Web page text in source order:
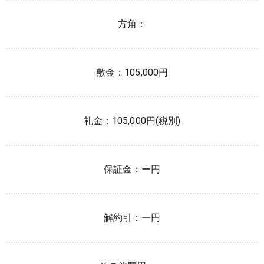
方角：
敷金： 105,000円
礼金： 105,000円(税別)
保証金： ー円
解約引： ー円